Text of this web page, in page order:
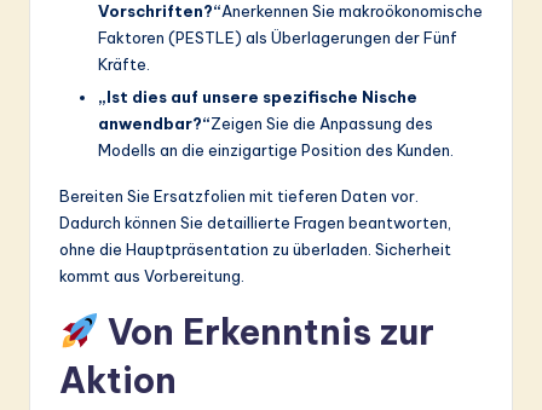
Vorschriften?“Anerkennen Sie makroökonomische
Faktoren (PESTLE) als Überlagerungen der Fünf
Kräfte.
„Ist dies auf unsere spezifische Nische
anwendbar?“Zeigen Sie die Anpassung des
Modells an die einzigartige Position des Kunden.
Bereiten Sie Ersatzfolien mit tieferen Daten vor.
Dadurch können Sie detaillierte Fragen beantworten,
ohne die Hauptpräsentation zu überladen. Sicherheit
kommt aus Vorbereitung.
Von Erkenntnis zur
Aktion